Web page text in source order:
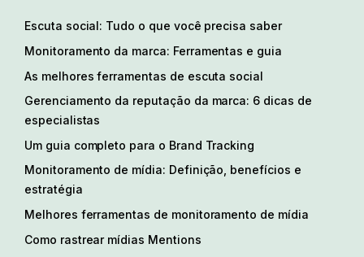
Escuta social: Tudo o que você precisa saber
Monitoramento da marca: Ferramentas e guia
As melhores ferramentas de escuta social
Gerenciamento da reputação da marca: 6 dicas de
especialistas
Um guia completo para o Brand Tracking
Monitoramento de mídia: Definição, benefícios e
estratégia
Melhores ferramentas de monitoramento de mídia
Como rastrear mídias Mentions